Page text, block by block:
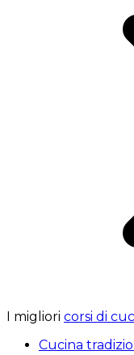
I migliori corsi di
Cucina